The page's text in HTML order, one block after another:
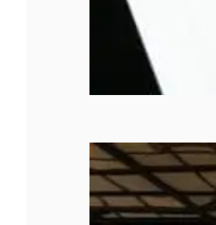
Les 5 meilleurs
cabinets de
management de
transition en
2026